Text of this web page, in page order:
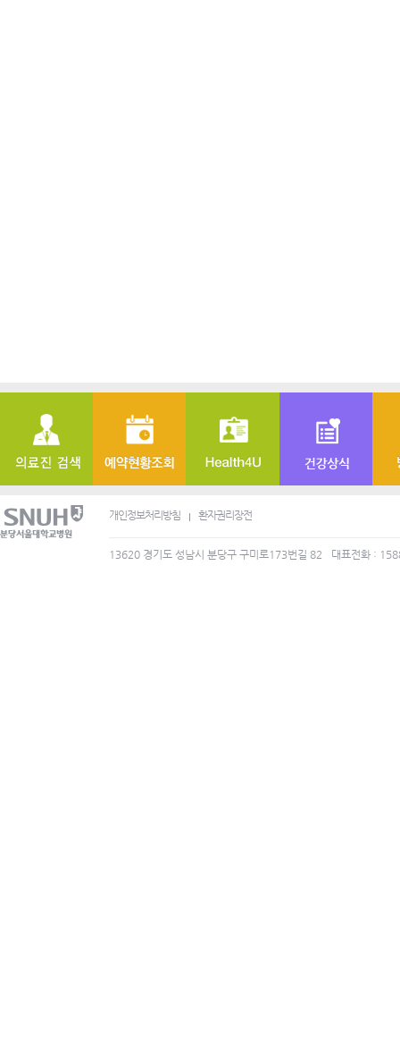
개인정보처리방침 환자권리장전
13620 경기도 성남시 분당구 구미로173번길 82 대표전화 :